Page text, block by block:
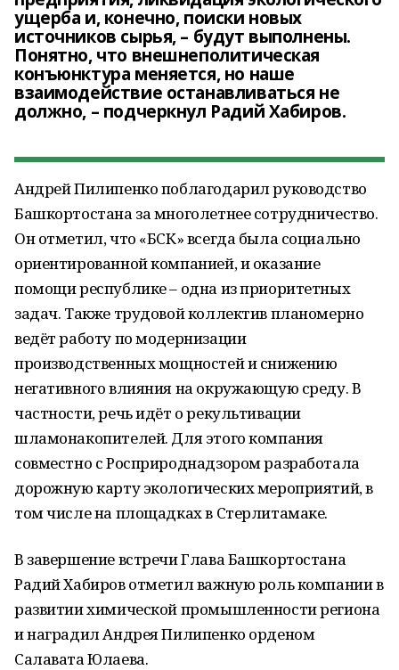
ущерба и, конечно, поиски новых
источников сырья, – будут выполнены.
Понятно, что внешнеполитическая
конъюнктура меняется, но наше
взаимодействие останавливаться не
должно, – подчеркнул Радий Хабиров.
Андрей Пилипенко поблагодарил руководство
Башкортостана за многолетнее сотрудничество.
Он отметил, что «БСК» всегда была социально
ориентированной компанией, и оказание
помощи республике – одна из приоритетных
задач. Также трудовой коллектив планомерно
ведёт работу по модернизации
производственных мощностей и снижению
негативного влияния на окружающую среду. В
частности, речь идёт о рекультивации
шламонакопителей. Для этого компания
совместно с Росприроднадзором разработала
дорожную карту экологических мероприятий, в
том числе на площадках в Стерлитамаке.
В завершение встречи Глава Башкортостана
Радий Хабиров отметил важную роль компании в
развитии химической промышленности региона
и наградил Андрея Пилипенко орденом
Салавата Юлаева.